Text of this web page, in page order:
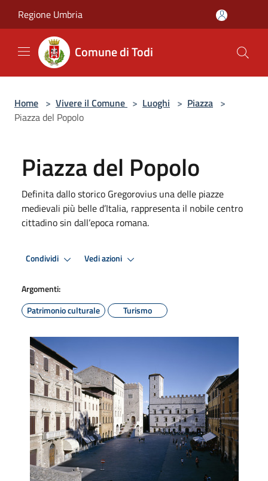
Regione Umbria
Comune di Todi
Home > Vivere il Comune > Luoghi > Piazza >
Piazza del Popolo
Piazza del Popolo
Definita dallo storico Gregorovius una delle piazze
medievali più belle d’Italia, rappresenta il nobile centro
cittadino sin dall’epoca romana.
Condividi Vedi azioni
Argomenti:
Patrimonio culturale
Turismo